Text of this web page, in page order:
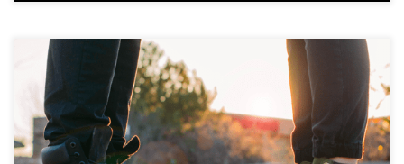
Pozostałości po paleniu cannabis sugerują, że pierwsze sesje
dymne miały miejsce w Chinach ponad kilka tysięcy lat temu, a
zgodnie z najnowszymi odkryciami istnieją nowe dowody
sugerujące, że pierwsi palacze marihuany z czasów starożytnych